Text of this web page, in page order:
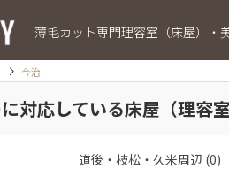
薄毛カット専門理容室（床屋）・
今治
対応している床屋（理容
道後・枝松・久米周辺 (0)